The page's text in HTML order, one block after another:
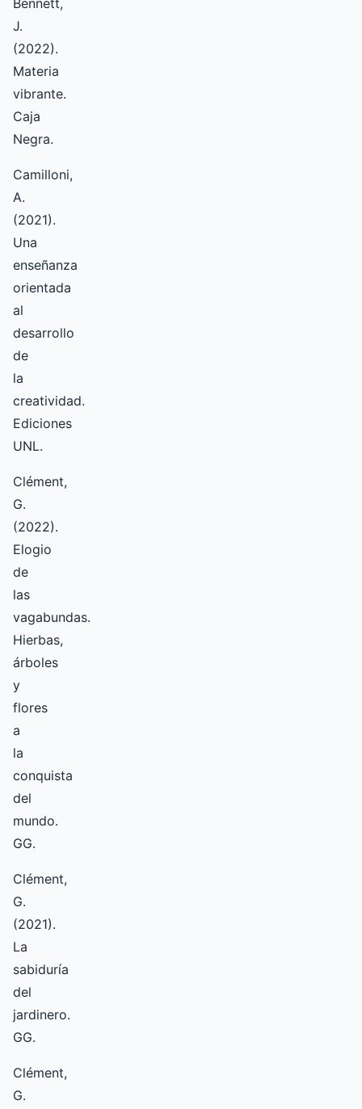
Bennett,
J.
(2022).
Materia
vibrante.
Caja
Negra.
Camilloni,
A.
(2021).
Una
enseñanza
orientada
al
desarrollo
de
la
creatividad.
Ediciones
UNL.
Clément,
G.
(2022).
Elogio
de
las
vagabundas.
Hierbas,
árboles
y
flores
a
la
conquista
del
mundo.
GG.
Clément,
G.
(2021).
La
sabiduría
del
jardinero.
GG.
Clément,
G.